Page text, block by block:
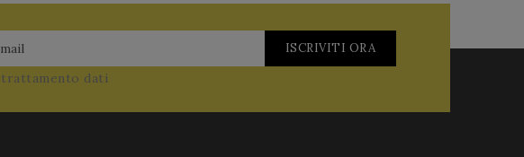
dati
ISCRIVITI ORA